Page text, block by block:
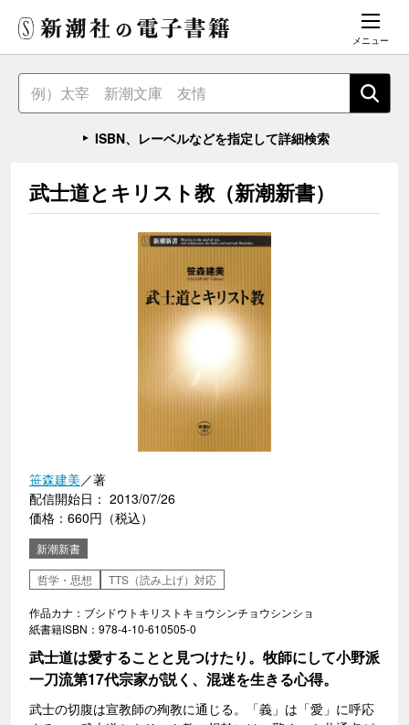
メニュー
ISBN、レーベルなどを指定して詳細検索
武士道とキリスト教（新潮新書）
笹森建美／著
配信開始日： 2013/07/26
価格：660円（税込）
新潮新書
哲学・思想
TTS（読み上げ）対応
作品カナ：ブシドウトキリストキョウシンチョウシンショ
紙書籍ISBN：978-4-10-610505-0
武士道は愛することと見つけたり。牧師にして小野派
一刀流第17代宗家が説く、混迷を生きる心得。
武士の切腹は宣教師の殉教に通じる。「義」は「愛」に呼応